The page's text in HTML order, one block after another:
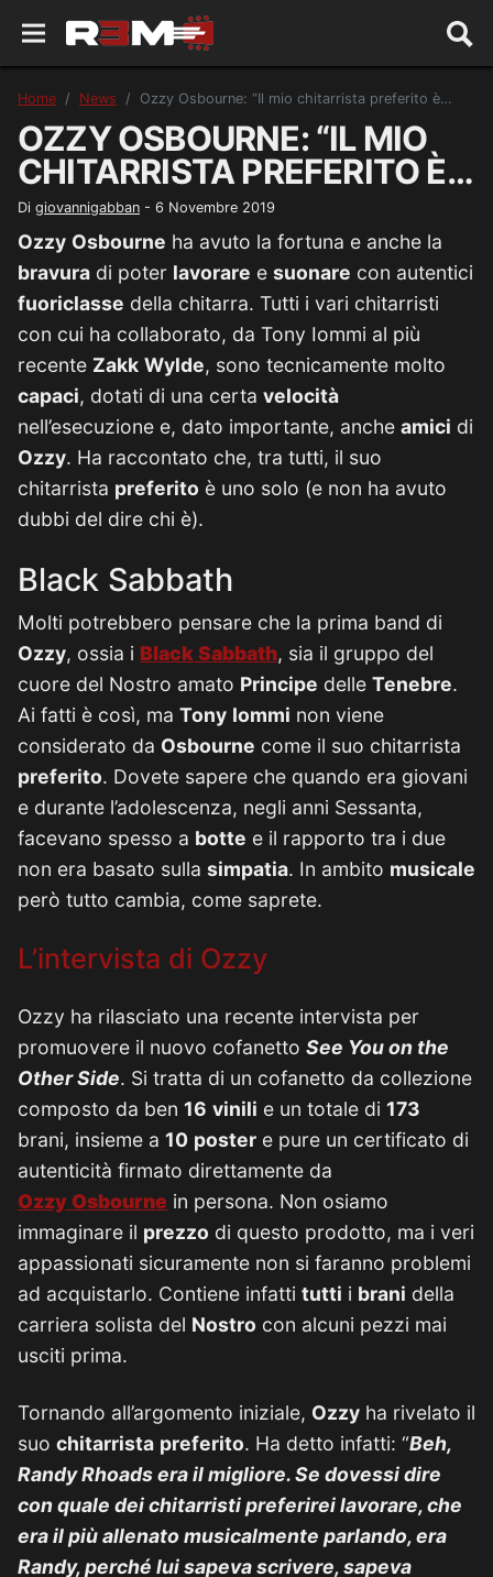
Home News Ozzy Osbourne: “Il mio chitarrista preferito è…
OZZY OSBOURNE: “IL MIO
CHITARRISTA PREFERITO È…
Di giovannigabban - 6 Novembre 2019
Ozzy Osbourne ha avuto la fortuna e anche la
bravura di poter lavorare e suonare con autentici
fuoriclasse della chitarra. Tutti i vari chitarristi
con cui ha collaborato, da Tony Iommi al più
recente Zakk Wylde, sono tecnicamente molto
capaci, dotati di una certa velocità
nell’esecuzione e, dato importante, anche amici di
Ozzy. Ha raccontato che, tra tutti, il suo
chitarrista preferito è uno solo (e non ha avuto
dubbi del dire chi è).
Black Sabbath
Molti potrebbero pensare che la prima band di
Ozzy, ossia i BlackSabbath, sia il gruppo del
cuore del Nostro amato Principe delle Tenebre.
Ai fatti è così, ma Tony Iommi non viene
considerato da Osbourne come il suo chitarrista
preferito. Dovete sapere che quando era giovani
e durante l’adolescenza, negli anni Sessanta,
facevano spesso a botte e il rapporto tra i due
non era basato sulla simpatia. In ambito musicale
però tutto cambia, come saprete.
L’intervista di Ozzy
Ozzy ha rilasciato una recente intervista per
promuovere il nuovo cofanetto See You on the
Other Side. Si tratta di un cofanetto da collezione
composto da ben 16 vinili e un totale di 173
brani, insieme a 10 poster e pure un certificato di
autenticità firmato direttamente da
Ozzy Osbourne in persona. Non osiamo
immaginare il prezzo di questo prodotto, ma i veri
appassionati sicuramente non si faranno problemi
ad acquistarlo. Contiene infatti tutti i brani della
carriera solista del Nostro con alcuni pezzi mai
usciti prima.
Tornando all’argomento iniziale, Ozzy ha rivelato il
suo chitarrista preferito. Ha detto infatti: “Beh,
Randy Rhoads era il migliore. Se dovessi dire
con quale dei chitarristi preferirei lavorare, che
era il più allenato musicalmente parlando, era
Randy, perché lui sapeva scrivere, sapeva